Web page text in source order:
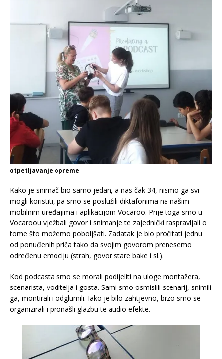
otpetljavanje opreme
Kako je snimač bio samo jedan, a nas čak 34, nismo ga svi
mogli koristiti, pa smo se poslužili diktafonima na našim
mobilnim uređajima i aplikacijom Vocaroo. Prije toga smo u
Vocaroou vježbali govor i snimanje te zajednički raspravljali o
tome što možemo poboljšati. Zadatak je bio pročitati jednu
od ponuđenih priča tako da svojim govorom prenesemo
određenu emociju (strah, govor stare bake i sl.).
Kod podcasta smo se morali podijeliti na uloge montažera,
scenarista, voditelja i gosta. Sami smo osmislili scenarij, snimili
ga, montirali i odglumili. Iako je bilo zahtjevno, brzo smo se
organizirali i pronašli glazbu te audio efekte.